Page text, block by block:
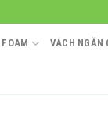
VÁCH NGĂN